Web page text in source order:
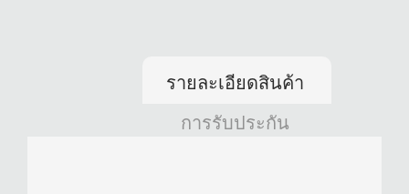
รายละเอียดสินค้า
การรับประกัน